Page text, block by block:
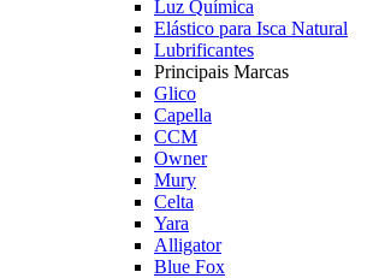
Luz Química
Elástico para Isca Natural
Lubrificantes
Principais Marcas
Glico
Capella
CCM
Owner
Mury
Celta
Yara
Alligator
Blue Fox